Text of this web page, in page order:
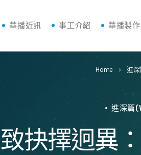
華播近訊 事工介紹 華播製作
Home keyboard_arrow_right 進
進深篇
抉擇迥異